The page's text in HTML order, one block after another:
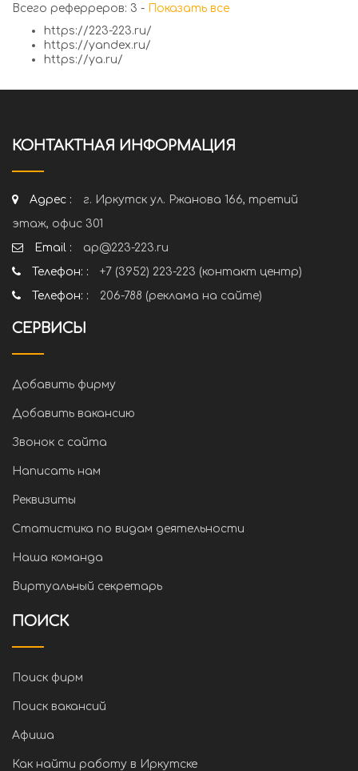
Всего реферреров: 3 - Показать все
https://223-223.ru/
https://yandex.ru/
https://ya.ru/
КОНТАКТНАЯ ИНФОРМАЦИЯ
Адрес :
г. Иркутск ул. Ржанова 166, третий
этаж, офис 301
Email :
ap@223-223.ru
Телефон: :
+7 (3952) 223-223 (контакт центр)
Телефон: :
206-788 (реклама на сайте)
СЕРВИСЫ
Добавить фирму
Добавить вакансию
Звонок с сайта
Написать нам
Реквизиты
Статистика по видам деятельности
Наша команда
Виртуальный секретарь
ПОИСК
Поиск фирм
Поиск вакансий
Афиша
Как найти работу в Иркутске